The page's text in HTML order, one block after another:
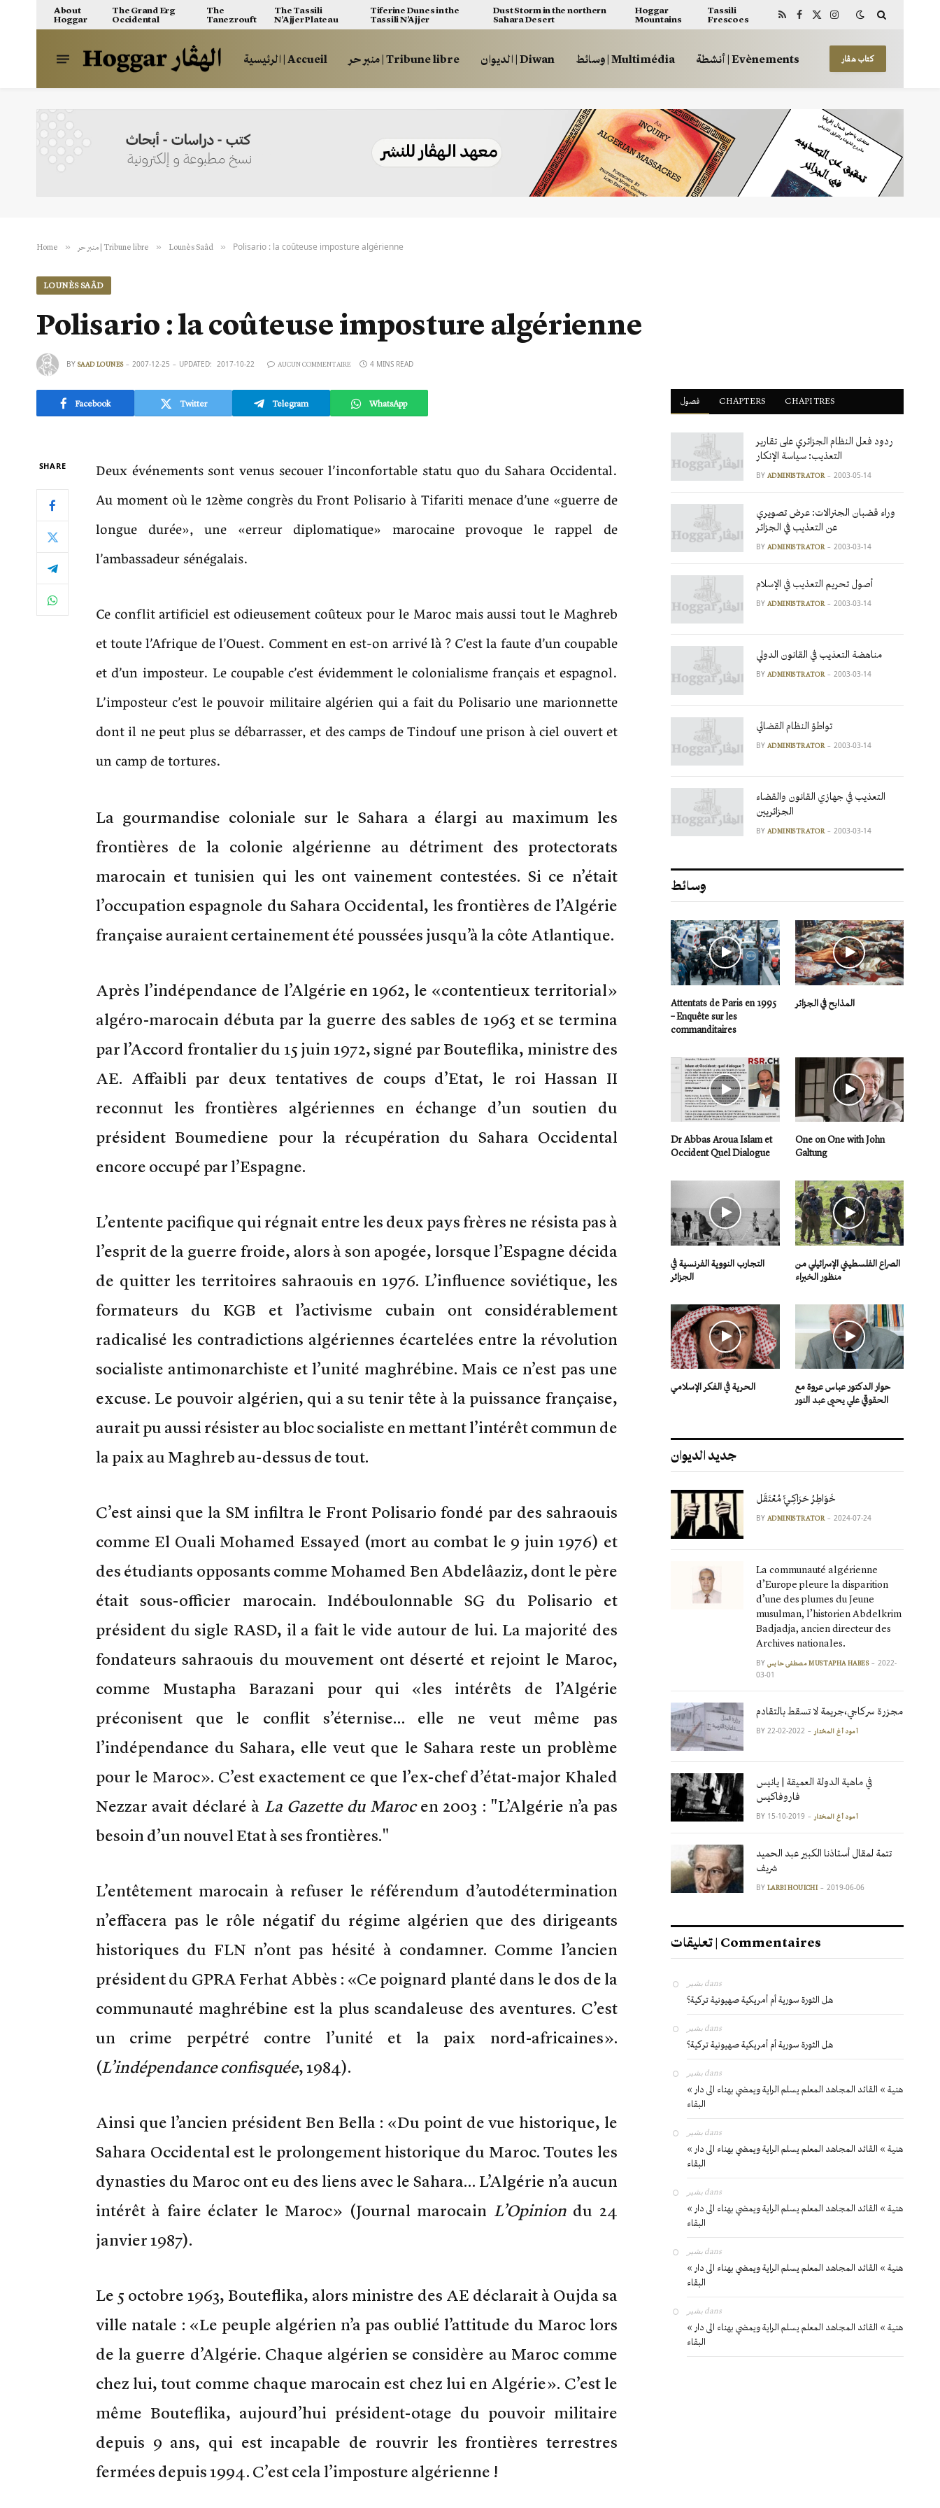
About
Hoggar
The Grand Erg
Occidental
The
Tanezrouft
The Tassili
N’Ajjer Plateau
Tiferine Dunes in the
Tassili N’Ajjer
Dust Storm in the northern
Sahara Desert
Hoggar
Mountains
Tassili
Frescoes
RSS Facebook
X
Instagram
الرئيسية | Accueil منبر حر | Tribune libre الديوان | Diwan وسائط | Multimédia أنشطة | Evènements كتاب هڤار
Home » منبر حر | Tribune libre » Lounès Saâd » Polisario : la coûteuse imposture algérienne
LOUNÈS SAÂD
Polisario : la coûteuse imposture algérienne
BY SAAD LOUNES 2007-12-25 UPDATED: 2017-10-22 AUCUN COMMENTAIRE 4 MINS READ
Facebook Twitter Telegram WhatsApp
SHARE
Deux événements sont venus secouer l’inconfortable statu quo du Sahara Occidental.
Au moment où le 12ème congrès du Front Polisario à Tifariti menace d’une «guerre de
longue durée», une «erreur diplomatique» marocaine provoque le rappel de
l’ambassadeur sénégalais.
Ce conflit artificiel est odieusement coûteux pour le Maroc mais aussi tout le Maghreb
et toute l’Afrique de l’Ouest. Comment en est-on arrivé là ? C’est la faute d’un coupable
et d’un imposteur. Le coupable c’est évidemment le colonialisme français et espagnol.
L’imposteur c’est le pouvoir militaire algérien qui a fait du Polisario une marionnette
dont il ne peut plus se débarrasser, et des camps de Tindouf une prison à ciel ouvert et
un camp de tortures.
La gourmandise coloniale sur le Sahara a élargi au maximum les
frontières de la colonie algérienne au détriment des protectorats
marocain et tunisien qui les ont vainement contestées. Si ce n’était
l’occupation espagnole du Sahara Occidental, les frontières de l’Algérie
française auraient certainement été poussées jusqu’à la côte Atlantique.
Après l’indépendance de l’Algérie en 1962, le «contentieux territorial»
algéro-marocain débuta par la guerre des sables de 1963 et se termina
par l’Accord frontalier du 15 juin 1972, signé par Bouteflika, ministre des
AE. Affaibli par deux tentatives de coups d’Etat, le roi Hassan II
reconnut les frontières algériennes en échange d’un soutien du
président Boumediene pour la récupération du Sahara Occidental
encore occupé par l’Espagne.
L’entente pacifique qui régnait entre les deux pays frères ne résista pas à
l’esprit de la guerre froide, alors à son apogée, lorsque l’Espagne décida
de quitter les territoires sahraouis en 1976. L’influence soviétique, les
formateurs du KGB et l’activisme cubain ont considérablement
radicalisé les contradictions algériennes écartelées entre la révolution
socialiste antimonarchiste et l’unité maghrébine. Mais ce n’est pas une
excuse. Le pouvoir algérien, qui a su tenir tête à la puissance française,
aurait pu aussi résister au bloc socialiste en mettant l’intérêt commun de
la paix au Maghreb au-dessus de tout.
C’est ainsi que la SM infiltra le Front Polisario fondé par des sahraouis
comme El Ouali Mohamed Essayed (mort au combat le 9 juin 1976) et
des étudiants opposants comme Mohamed Ben Abdelâaziz, dont le père
était sous-officier marocain. Indéboulonnable SG du Polisario et
président du sigle RASD, il a fait le vide autour de lui. La majorité des
fondateurs sahraouis du mouvement ont déserté et rejoint le Maroc,
comme Mustapha Barazani pour qui «les intérêts de l’Algérie
préconisent que le conflit s’éternise… elle ne veut même pas
l’indépendance du Sahara, elle veut que le Sahara reste un problème
pour le Maroc». C’est exactement ce que l’ex-chef d’état-major Khaled
Nezzar avait déclaré à La Gazette du Marocen 2003 : "L’Algérie n’a pas
besoin d’un nouvel Etat à ses frontières."
L’entêtement marocain à refuser le référendum d’autodétermination
n’effacera pas le rôle négatif du régime algérien que des dirigeants
historiques du FLN n’ont pas hésité à condamner. Comme l’ancien
président du GPRA Ferhat Abbès : «Ce poignard planté dans le dos de la
communauté maghrébine est la plus scandaleuse des aventures. C’est
un crime perpétré contre l’unité et la paix nord-africaines».
(L’indépendance confisquée, 1984).
Ainsi que l’ancien président Ben Bella : «Du point de vue historique, le
Sahara Occidental est le prolongement historique du Maroc. Toutes les
dynasties du Maroc ont eu des liens avec le Sahara… L’Algérie n’a aucun
intérêt à faire éclater le Maroc» (Journal marocain L’Opiniondu 24
janvier 1987).
Le 5 octobre 1963, Bouteflika, alors ministre des AE déclarait à Oujda sa
ville natale : «Le peuple algérien n’a pas oublié l’attitude du Maroc lors
de la guerre d’Algérie. Chaque algérien se considère au Maroc comme
chez lui, tout comme chaque marocain est chez lui en Algérie». C’est le
même Bouteflika, aujourd’hui président-otage du pouvoir militaire
depuis 9 ans, qui est incapable de rouvrir les frontières terrestres
fermées depuis 1994. C’est cela l’imposture algérienne !
فصول ْCHAPTERS CHAPITRES
ردود فعل النظام الجزائري على تقارير
التعذيب: سياسة الإنكار
BY ADMINISTRATOR 2003-05-14
وراء قضبان الجنرالات: عرض تصويري
عن التعذيب في الجزائر
BY ADMINISTRATOR 2003-03-14
أصول تحريم التعذيب في الإسلام
BY ADMINISTRATOR 2003-03-14
مناهضة التعذيب في القانون الدولي
BY ADMINISTRATOR 2003-03-14
تواطؤ النظام القضائي
BY ADMINISTRATOR 2003-03-14
التعذيب في جهازي القانون والقضاء
الجزائريين
BY ADMINISTRATOR 2003-03-14
وسائط
Attentats de Paris en 1995
– Enquête sur les
commanditaires
المذابح في الجزائر
Dr Abbas Aroua Islam et
Occident Quel Dialogue
One on One with John
Galtung
التجارب النووية الفرنسية في
الجزائر
الصراع الفلسطيني الإسرائيلي من
منظور الخبراء
الحرية في الفكر الإسلامي
حوار الدكتور عباس عروة مع
الحقوقي علي يحيى عبد النور
جديد الديوان
خَوَاطِرُ حَرَاكِـيٍّ مُعْتَقَل
BY ADMINISTRATOR 2024-07-24
La communauté algérienne
d’Europe pleure la disparition
d’une des plumes du Jeune
musulman, l’historien Abdelkrim
Badjadja, ancien directeur des
Archives nationales.
BY مصطفى حابس MUSTAPHA HABES
2022-
03-01
مجزرة سركاجي،جريمة لا تسقط بالتقادم
BY آمود أغ المختار 2022-02-22
في ماهية الدولة العميقة | يانيس
فاروفاكيس
BY آمود أغ المختار 2019-10-15
تتمة لمقال أستاذنا الكبير عبد الحميد
شريف
BY LARBI HOUICHI 2019-06-06
تعليقات | Commentaires
بشير dans
هل الثورة سورية أم أمريكية صهيونية تركية؟
بشير dans
هل الثورة سورية أم أمريكية صهيونية تركية؟
بشير dans
« هنية » القائد المجاهد المعلم يسلم الراية ويمضي بهناء الى دار
البقاء
بشير dans
« هنية » القائد المجاهد المعلم يسلم الراية ويمضي بهناء الى دار
البقاء
بشير dans
« هنية » القائد المجاهد المعلم يسلم الراية ويمضي بهناء الى دار
البقاء
بشير dans
« هنية » القائد المجاهد المعلم يسلم الراية ويمضي بهناء الى دار
البقاء
بشير dans
« هنية » القائد المجاهد المعلم يسلم الراية ويمضي بهناء الى دار
البقاء